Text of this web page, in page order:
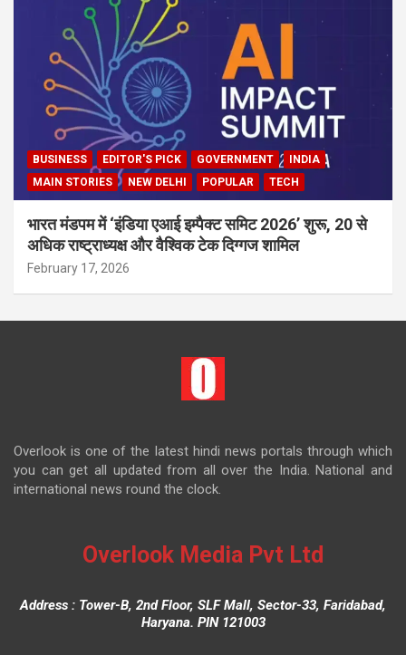
BUSINESS EDITOR'S PICK GOVERNMENT
INDIA
MAIN STORIES
NEW DELHI POPULAR TECH
भारत मंडपम में ‘इंडिया एआई इम्पैक्ट समिट 2026’ शुरू, 20 से
अधिक राष्ट्राध्यक्ष और वैश्विक टेक दिग्गज शामिल
February 17, 2026
Overlook is one of the latest hindi news portals through which
you can get all updated from all over the India. National and
international news round the clock.
Overlook Media Pvt Ltd
Address : Tower-B, 2nd Floor, SLF Mall, Sector-33, Faridabad,
Haryana. PIN 121003